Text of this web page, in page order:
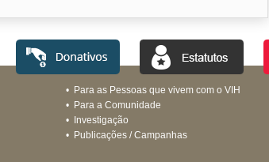
• Para as Pessoas que vivem com o VIH
• Para a Comunidade
•
Investigação
• Publicações / Campanhas